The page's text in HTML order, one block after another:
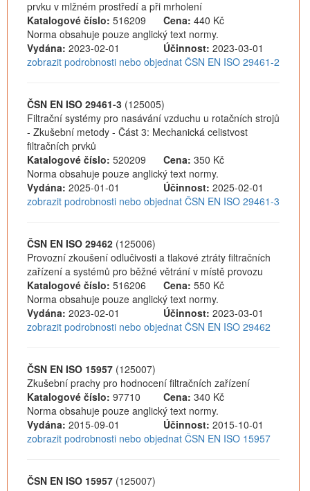
prvku v mlžném prostředí a při mrholení
Katalogové číslo: 516209 Cena: 440 Kč
Norma obsahuje pouze anglický text normy.
Vydána: 2023-02-01 Účinnost: 2023-03-01
zobrazit podrobnosti nebo objednat ČSN EN ISO 29461-2
ČSN EN ISO 29461-3 (125005)
Filtrační systémy pro nasávání vzduchu u rotačních strojů
- Zkušební metody - Část 3: Mechanická celistvost
filtračních prvků
Katalogové číslo: 520209 Cena: 350 Kč
Norma obsahuje pouze anglický text normy.
Vydána: 2025-01-01 Účinnost: 2025-02-01
zobrazit podrobnosti nebo objednat ČSN EN ISO 29461-3
ČSN EN ISO 29462 (125006)
Provozní zkoušení odlučivosti a tlakové ztráty filtračních
zařízení a systémů pro běžné větrání v místě provozu
Katalogové číslo: 516206 Cena: 550 Kč
Norma obsahuje pouze anglický text normy.
Vydána: 2023-02-01 Účinnost: 2023-03-01
zobrazit podrobnosti nebo objednat ČSN EN ISO 29462
ČSN EN ISO 15957 (125007)
Zkušební prachy pro hodnocení filtračních zařízení
Katalogové číslo: 97710 Cena: 340 Kč
Norma obsahuje pouze anglický text normy.
Vydána: 2015-09-01 Účinnost: 2015-10-01
zobrazit podrobnosti nebo objednat ČSN EN ISO 15957
ČSN EN ISO 15957 (125007)